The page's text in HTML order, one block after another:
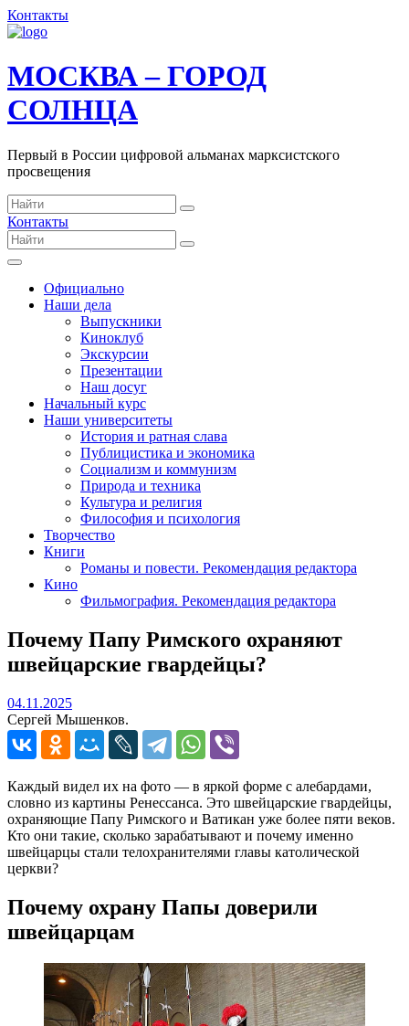
Контакты
МОСКВА – ГОРОД
СОЛНЦА
Первый в России цифровой альманах марксистского
просвещения
Контакты
Официально
Наши дела
Выпускники
Киноклуб
Экскурсии
Презентации
Наш досуг
Начальный курс
Наши университеты
История и ратная слава
Публицистика и экономика
Социализм и коммунизм
Природа и техника
Культура и религия
Философия и психология
Творчество
Книги
Романы и повести. Рекомендация редактора
Кино
Фильмография. Рекомендация редактора
Почему Папу Римского охраняют
швейцарские гвардейцы?
04.11.202504.11.2025
Сергей Мышенков.
Каждый видел их на фото — в яркой форме с алебардами,
словно из картины Ренессанса. Это швейцарские гвардейцы,
охраняющие Папу Римского и Ватикан уже более пяти веков.
Кто они такие, сколько зарабатывают и почему именно
швейцарцы стали телохранителями главы католической
церкви?
Почему охрану Папы доверили
швейцарцам